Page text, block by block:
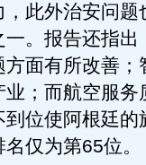
此外治安问题
。报告还指出
面有所改善；
；而航空服务
位使阿根廷的
仅为第65位。